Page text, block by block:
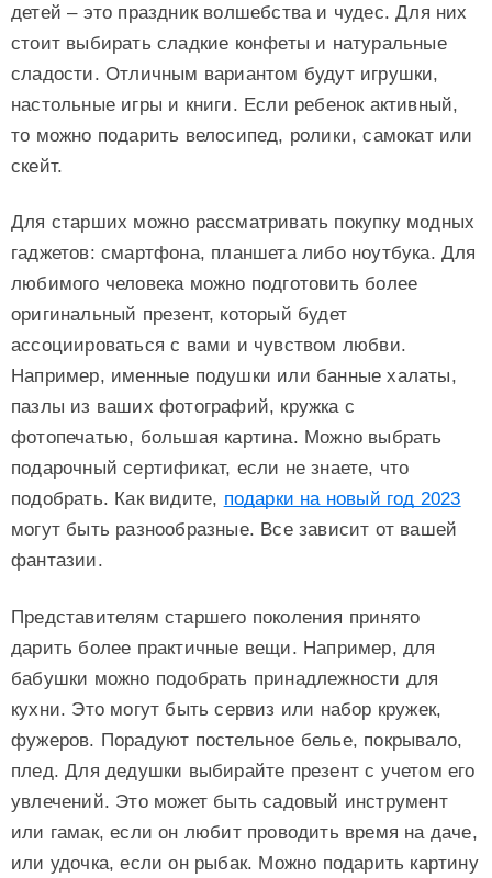
детей – это праздник волшебства и чудес. Для них
стоит выбирать сладкие конфеты и натуральные
сладости. Отличным вариантом будут игрушки,
настольные игры и книги. Если ребенок активный,
то можно подарить велосипед, ролики, самокат или
скейт.
Для старших можно рассматривать покупку модных
гаджетов: смартфона, планшета либо ноутбука. Для
любимого человека можно подготовить более
оригинальный презент, который будет
ассоциироваться с вами и чувством любви.
Например, именные подушки или банные халаты,
пазлы из ваших фотографий, кружка с
фотопечатью, большая картина. Можно выбрать
подарочный сертификат, если не знаете, что
подобрать. Как видите, подарки на новый год 2023
могут быть разнообразные. Все зависит от вашей
фантазии.
Представителям старшего поколения принято
дарить более практичные вещи. Например, для
бабушки можно подобрать принадлежности для
кухни. Это могут быть сервиз или набор кружек,
фужеров. Порадуют постельное белье, покрывало,
плед. Для дедушки выбирайте презент с учетом его
увлечений. Это может быть садовый инструмент
или гамак, если он любит проводить время на даче,
или удочка, если он рыбак. Можно подарить картину